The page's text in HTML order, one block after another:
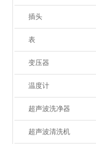
插头
表
变压器
温度计
超声波洗净器
超声波清洗机